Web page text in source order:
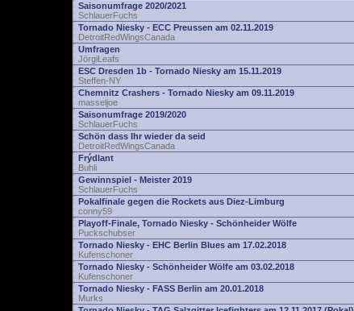
Saisonumfrage 2020/2021
SchlauerFuchs
Tornado Niesky - ECC Preussen am 02.11.2019
DetroitRedWingsCanada
Umfragen
JörgiLeafs
ESC Dresden 1b - Tornado Niesky am 15.11.2019
Steffen-NY
Chemnitz Crashers - Tornado Niesky am 09.11.2019
masseljoe
Saisonumfrage 2019/2020
SchlauerFuchs
Schön dass Ihr wieder da seid
DetroitRedWingsCanada
Frýdlant
Buhli
Gewinnspiel - Meister 2019
SchlauerFuchs
Pokalfinale gegen die Rockets aus Diez-Limburg
conny59
Playoff-Finale, Tornado Niesky - Schönheider Wölfe
Puckschubser
Tornado Niesky - EHC Berlin Blues am 17.02.2018
Kufenschoner
Tornado Niesky - Schönheider Wölfe am 03.02.2018
Kufenschoner
Tornado Niesky - FASS Berlin am 20.01.2018
Murks